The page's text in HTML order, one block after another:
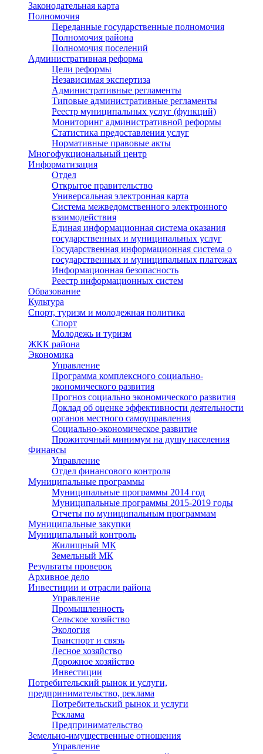
Законодательная карта
Полномочия
Переданные государственные полномочия
Полномочия района
Полномочия поселений
Административная реформа
Цели реформы
Независимая экспертиза
Административные регламенты
Типовые административные регламенты
Реестр муниципальных услуг (функций)
Мониторинг административной реформы
Статистика предоставления услуг
Нормативные правовые акты
Многофукциональный центр
Информатизация
Отдел
Открытое правительство
Универсальная электронная карта
Система межведомственного электронного
взаимодействия
Единая информационная система оказания
государственных и муниципальных услуг
Государственная информационная система о
государственных и муниципальных платежах
Информационная безопасность
Реестр информационных систем
Образование
Культура
Спорт, туризм и молодежная политика
Спорт
Молодежь и туризм
ЖКК района
Экономика
Управление
Программа комплексного социально-
экономического развития
Прогноз социально экономического развития
Доклад об оценке эффективности деятельности
органов местного самоуправления
Социально-экономическое развитие
Прожиточный минимум на душу населения
Финансы
Управление
Отдел финансового контроля
Муниципальные программы
Муниципальные программы 2014 год
Муниципальные программы 2015-2019 годы
Отчеты по муниципальным программам
Муниципальные закупки
Муниципальный контроль
Жилищный МК
Земельный МК
Результаты проверок
Архивное дело
Инвестиции и отрасли района
Управление
Промышленность
Сельское хозяйство
Экология
Транспорт и связь
Лесное хозяйство
Дорожное хозяйство
Инвестиции
Потребительский рынок и услуги,
предпринимательство, реклама
Потребительский рынок и услуги
Реклама
Предпринимательство
Земельно-имущественные отношения
Управление